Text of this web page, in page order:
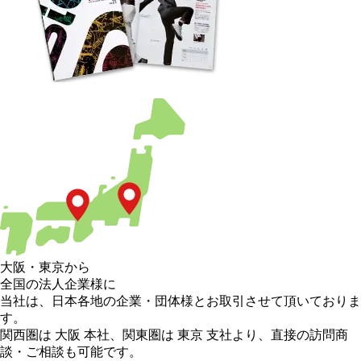
大阪 ・ 東京から
全国の法人企業様に
当社は、日本各地の企業・団体様とお取引させて頂いておりま
す。
関西圏は 大阪 本社
関東圏は 東京 支社より、直接の訪問商
談・ご相談も可能です。